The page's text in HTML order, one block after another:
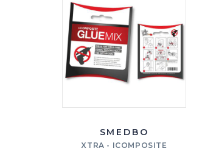
SMEDBO
XTRA - ICOMPOSITE